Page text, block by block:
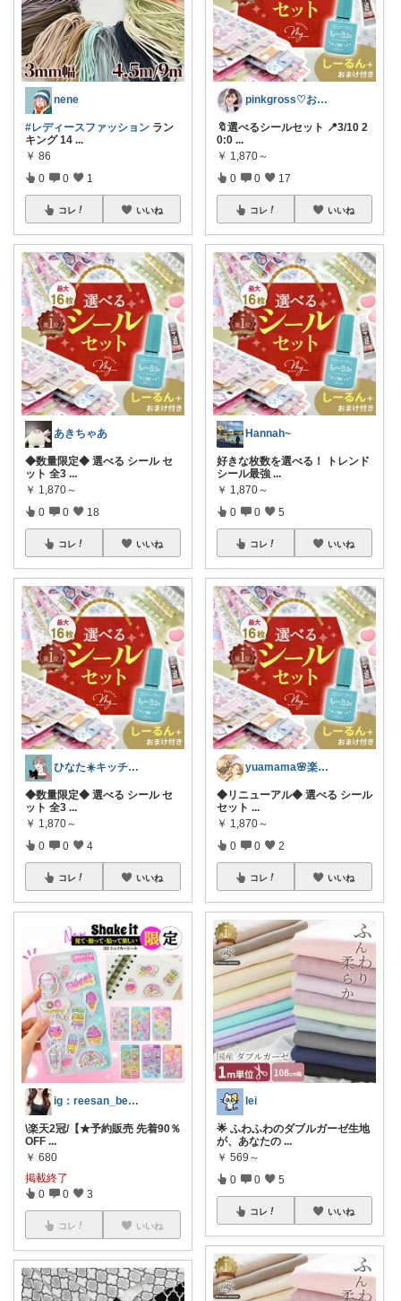
nene
#レディースファッション ラン
キング 14 ...
￥ 86
0 0 1
コレ いいね
あきちゃあ
◆数量限定◆ 選べる シール セ
ット 全3 ...
￥ 1,870～
0 0 18
コレ いいね
ひなた☀️キッチン✿暮らし✿美容
◆数量限定◆ 選べる シール セ
ット 全3 ...
￥ 1,870～
0 0 4
コレ いいね
ig：reesan_beauty🕊💓
\楽天2冠/【★予約販売 先着90％
OFF ...
￥ 680
掲載終了
0 0 3
コレ いいね
pinkgross♡お買い得品更新中♡
🔖選べるシールセット 📍3/10 2
0:0 ...
￥ 1,870～
0 0 17
コレ いいね
Hannah~
好きな枚数を選べる！ トレンド
シール最強 ...
￥ 1,870～
0 0 5
コレ いいね
yuamama🌸楽しく子育て
◆リニューアル◆ 選べる シール
セット ...
￥ 1,870～
0 0 2
コレ いいね
lei
🌟 ふわふわのダブルガーゼ生地
が、あなたの ...
￥ 569～
0 0 5
コレ いいね